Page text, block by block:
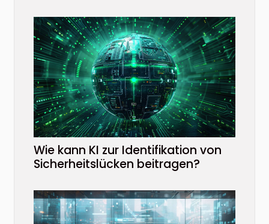
Wie kann KI zur Identifikation von
Sicherheitslücken beitragen?